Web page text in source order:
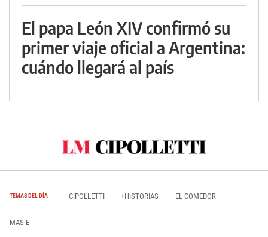
El papa León XIV confirmó su
primer viaje oficial a Argentina:
cuándo llegará al país
TEMAS DEL DÍA CIPOLLETTI +HISTORIAS EL COMEDOR
MAS E